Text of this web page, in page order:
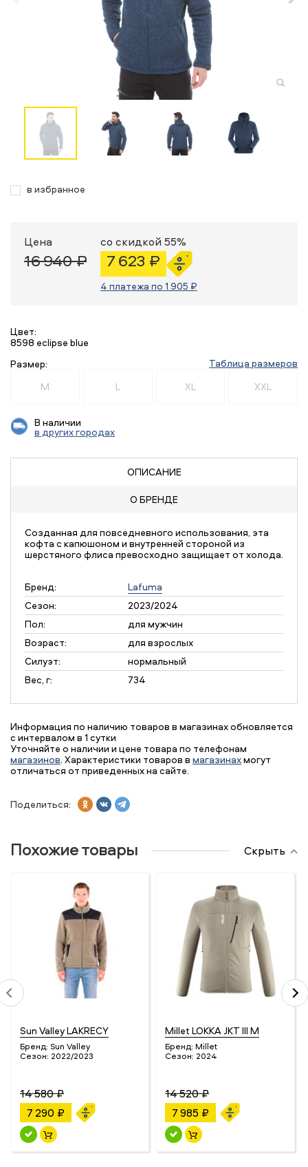
в избранное
Цена
16 940 ₽
со скидкой 55%
7 623 ₽
4 платежа по 1 905 ₽
Цвет:
8598 eclipse blue
Размер:
Таблица размеров
M
L XL XXL
В наличии
в других городах
ОПИСАНИЕ
О БРЕНДЕ
Созданная для повседневного использования, эта
кофта с капюшоном и внутренней стороной из
шерстяного флиса превосходно защищает от холода.
Бренд:
Lafuma
Сезон:
2023/2024
Пол:
для мужчин
Возраст:
для взрослых
Силуэт:
нормальный
Вес, г:
734
Информация по наличию товаров в магазинах обновляется
с интервалом в 1 сутки
Уточняйте о наличии и цене товара по телефонам
магазинов. Характеристики товаров в магазинахмогут
отличаться от приведенных на сайте.
Поделиться:
Похожие товары Скрыть
Sun Valley LAKRECY
Бренд: Sun Valley
Сезон: 2022/2023
14 580 ₽
7 290 ₽
Millet LOKKA JKT III M
Бренд: Millet
Сезон: 2024
14 520 ₽
7 985 ₽